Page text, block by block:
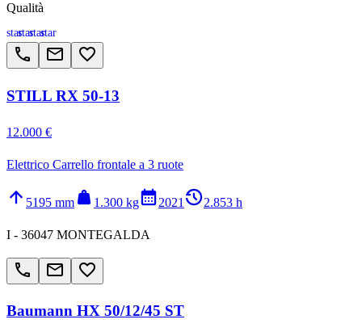
Qualità
starstarstarstar
call email favorite_border
STILL RX 50-13
12.000 €
Elettrico Carrello frontale a 3 ruote
arrow_upward 5195 mm weight 1.300 kgcalendar_month2021 history_22.853 h
I - 36047 MONTEGALDA
call email favorite_border
Baumann HX 50/12/45 ST